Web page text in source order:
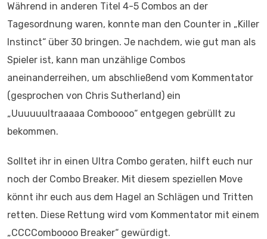
Während in anderen Titel 4-5 Combos an der
Tagesordnung waren, konnte man den Counter in „Killer
Instinct“ über 30 bringen. Je nachdem, wie gut man als
Spieler ist, kann man unzählige Combos
aneinanderreihen, um abschließend vom Kommentator
(gesprochen von Chris Sutherland) ein
„Uuuuuultraaaaa Comboooo“ entgegen gebrüllt zu
bekommen.
Solltet ihr in einen Ultra Combo geraten, hilft euch nur
noch der Combo Breaker. Mit diesem speziellen Move
könnt ihr euch aus dem Hagel an Schlägen und Tritten
retten. Diese Rettung wird vom Kommentator mit einem
„CCCComboooo Breaker“ gewürdigt.